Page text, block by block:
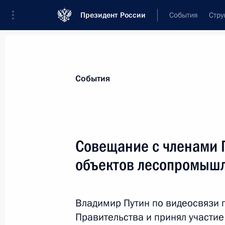
Президент России События
События
Совещание с членами
объектов
Владимир Путин по
Правительства и принял